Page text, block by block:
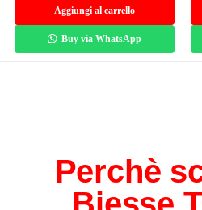
Aggiungi al carrello
Buy via WhatsApp
Perchè